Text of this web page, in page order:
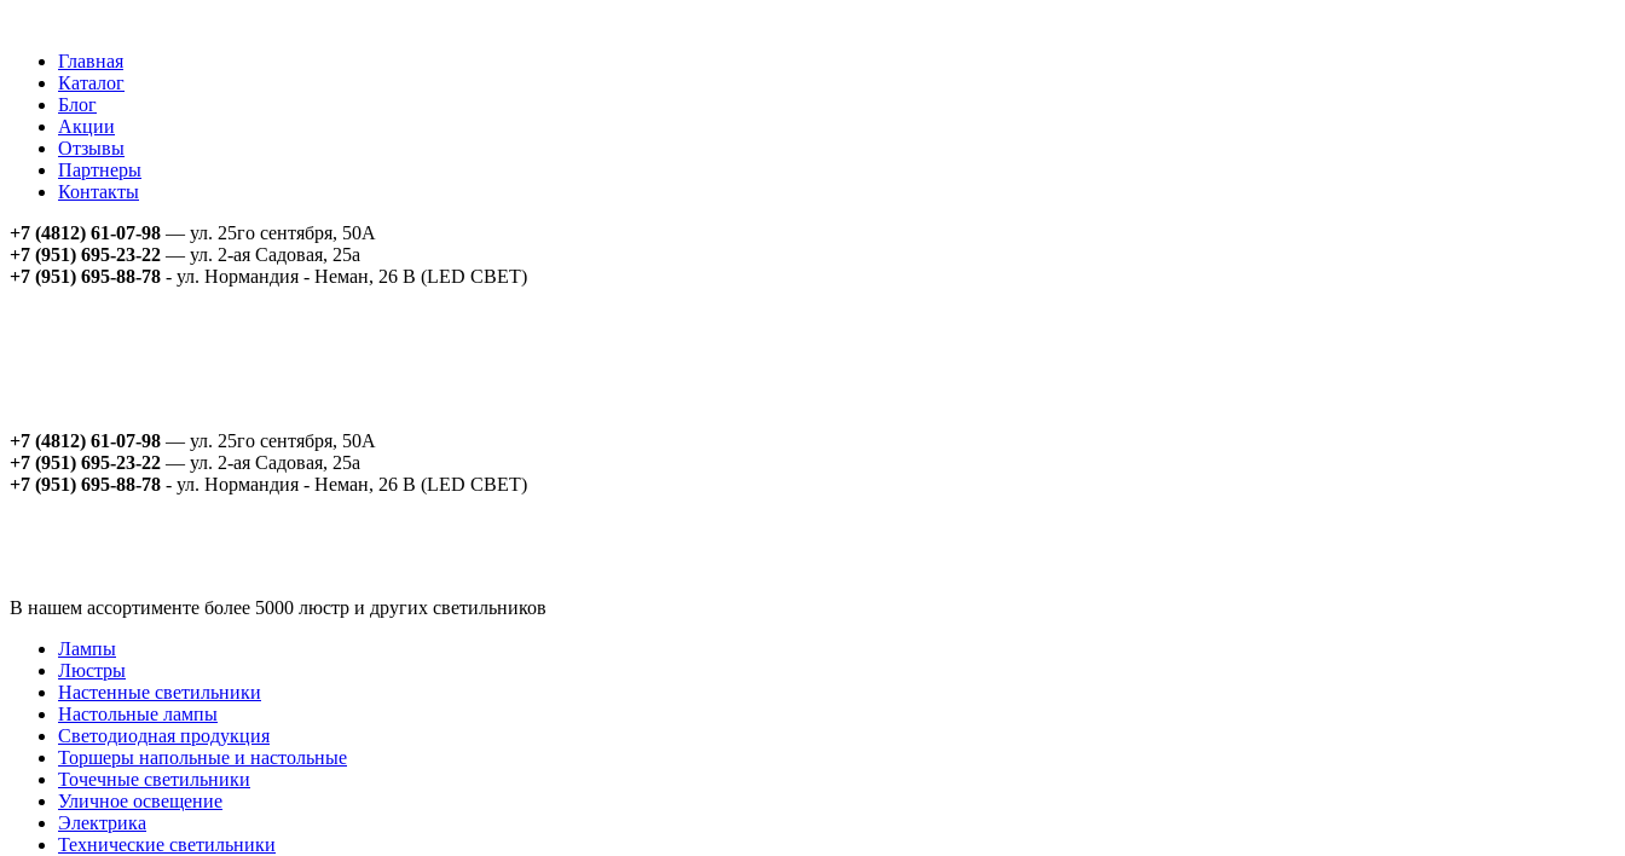
Главная
Каталог
Блог
Акции
Отзывы
Партнеры
Контакты
+7 (4812) 61-07-98 — ул. 25го сентября, 50А
+7 (951) 695-23-22 — ул. 2-ая Садовая, 25а
+7 (951) 695-88-78 - ул. Нормандия - Неман, 26 В (LED СВЕТ)
+7 (4812) 61-07-98 — ул. 25го сентября, 50А
+7 (951) 695-23-22 — ул. 2-ая Садовая, 25а
+7 (951) 695-88-78 - ул. Нормандия - Неман, 26 В (LED СВЕТ)
В нашем ассортименте более 5000 люстр и других светильников
Лампы
Люстры
Настенные светильники
Настольные лампы
Светодиодная продукция
Торшеры напольные и настольные
Точечные светильники
Уличное освещение
Электрика
Технические светильники